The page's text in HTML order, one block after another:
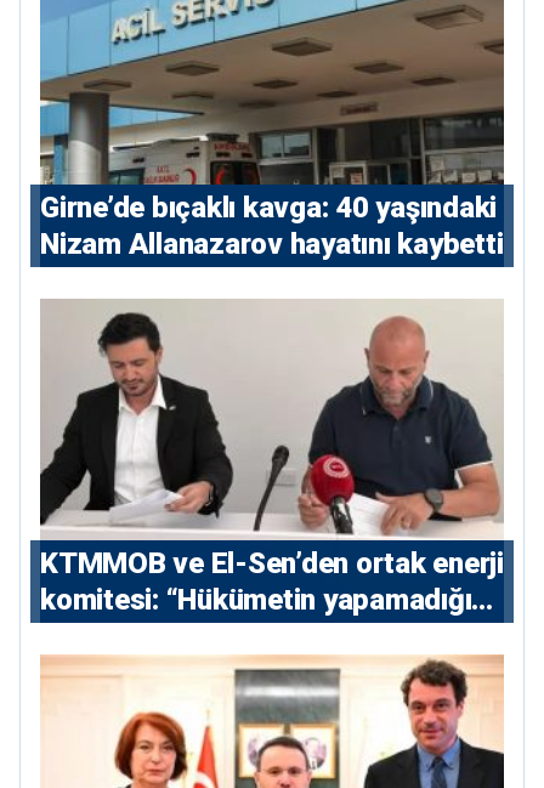
Girne’de bıçaklı kavga: 40 yaşındaki
Nizam Allanazarov hayatını kaybetti
KTMMOB ve El-Sen’den ortak enerji
komitesi: “Hükümetin yapamadığını